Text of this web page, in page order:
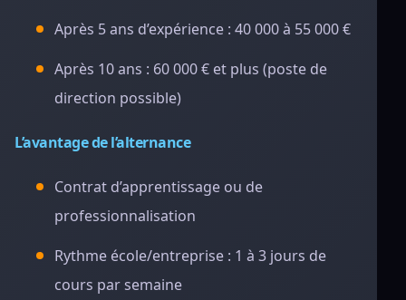
Après 5 ans d’expérience : 40 000 à 55 000 €
Après 10 ans : 60 000 € et plus (poste de
direction possible)
L’avantage de l’alternance
Contrat d’apprentissage ou de
professionnalisation
Rythme école/entreprise : 1 à 3 jours de
cours par semaine